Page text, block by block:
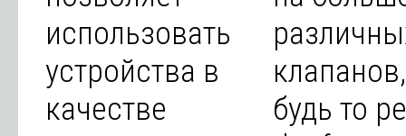
использовать
устройства в
качестве
будь то